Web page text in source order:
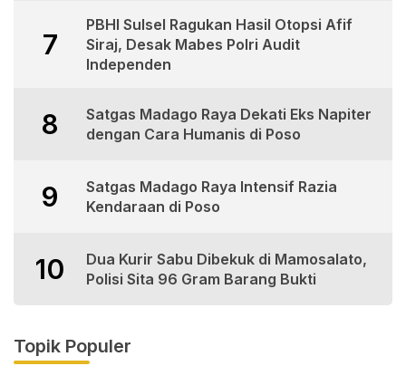
7
PBHI Sulsel Ragukan Hasil Otopsi Afif
Siraj, Desak Mabes Polri Audit
Independen
8
Satgas Madago Raya Dekati Eks Napiter
dengan Cara Humanis di Poso
9
Satgas Madago Raya Intensif Razia
Kendaraan di Poso
10
Dua Kurir Sabu Dibekuk di Mamosalato,
Polisi Sita 96 Gram Barang Bukti
Topik Populer